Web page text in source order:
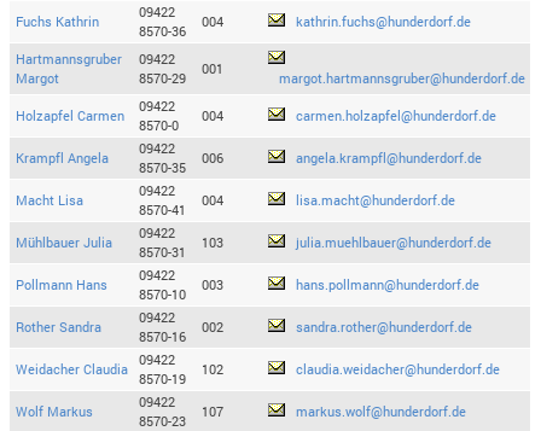
Fuchs Kathrin
09422
8570-36
004 kathrin.fuchs@hunderdorf.de
Hartmannsgruber
Margot
09422
8570-29
001
margot.hartmannsgruber@hunderdorf.de
Holzapfel Carmen
09422
8570-0
004 carmen.holzapfel@hunderdorf.de
Krampfl Angela
09422
8570-35
006 angela.krampfl@hunderdorf.de
Macht Lisa
09422
8570-41
004 lisa.macht@hunderdorf.de
Mühlbauer Julia
09422
8570-31
103 julia.muehlbauer@hunderdorf.de
Pollmann Hans
09422
8570-10
003 hans.pollmann@hunderdorf.de
Rother Sandra
09422
8570-16
002 sandra.rother@hunderdorf.de
Weidacher Claudia
09422
8570-19
102 claudia.weidacher@hunderdorf.de
Wolf Markus
09422
8570-23
107 markus.wolf@hunderdorf.de